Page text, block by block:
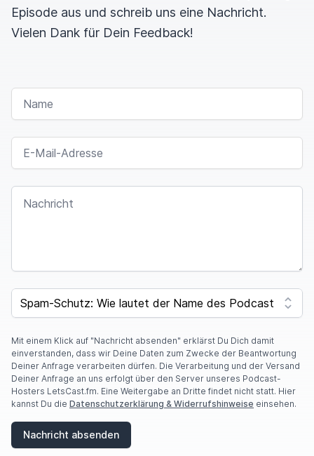
Episode aus und schreib uns eine Nachricht.
Vielen Dank für Dein Feedback!
NAME
E-MAIL-ADRESSE
NACHRICHT
SPAM CAPTCHA
Mit einem Klick auf "Nachricht absenden" erklärst Du Dich damit
einverstanden, dass wir Deine Daten zum Zwecke der Beantwortung
Deiner Anfrage verarbeiten dürfen. Die Verarbeitung und der Versand
Deiner Anfrage an uns erfolgt über den Server unseres Podcast-
Hosters LetsCast.fm. Eine Weitergabe an Dritte findet nicht statt. Hier
kannst Du die Datenschutzerklärung & Widerrufshinweise einsehen.
Nachricht absenden